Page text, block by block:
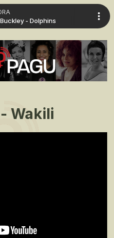
- Dolphins
Wakili